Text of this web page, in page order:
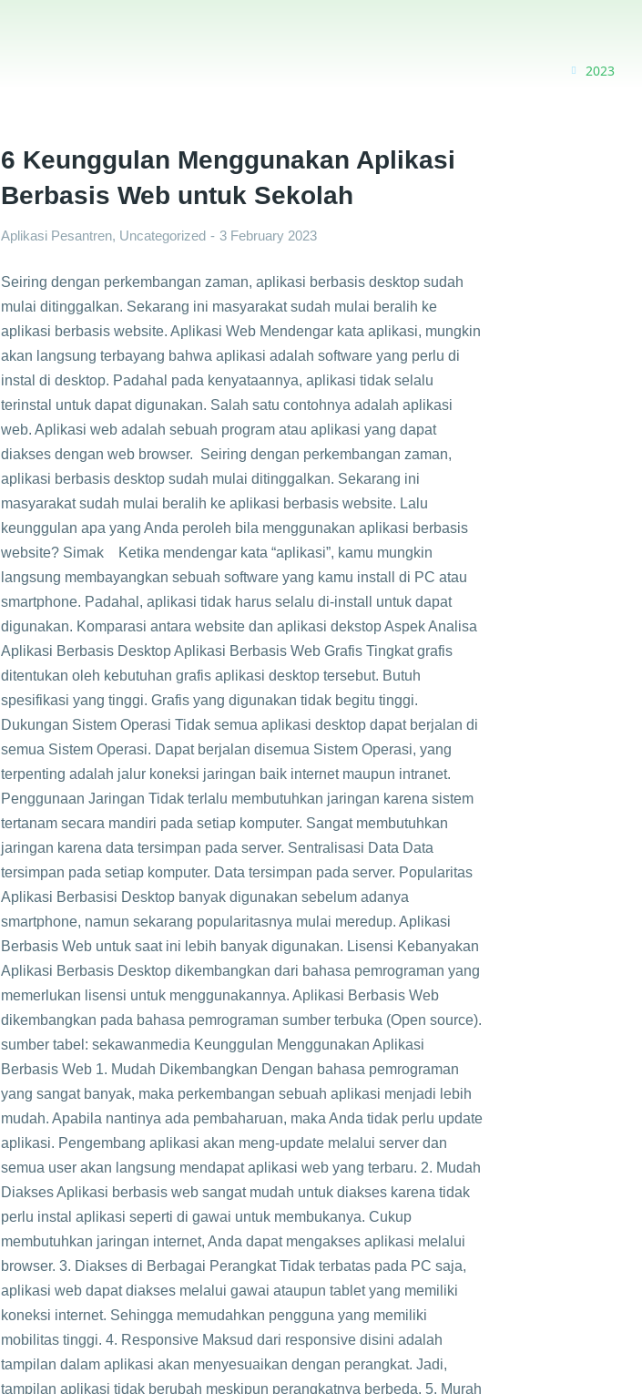
2023
6 Keunggulan Menggunakan Aplikasi
Berbasis Web untuk Sekolah
Aplikasi Pesantren, Uncategorized 3 February 2023
Seiring dengan perkembangan zaman, aplikasi berbasis desktop sudah
mulai ditinggalkan. Sekarang ini masyarakat sudah mulai beralih ke
aplikasi berbasis website. Aplikasi Web Mendengar kata aplikasi, mungkin
akan langsung terbayang bahwa aplikasi adalah software yang perlu di
instal di desktop. Padahal pada kenyataannya, aplikasi tidak selalu
terinstal untuk dapat digunakan. Salah satu contohnya adalah aplikasi
web. Aplikasi web adalah sebuah program atau aplikasi yang dapat
diakses dengan web browser. Seiring dengan perkembangan zaman,
aplikasi berbasis desktop sudah mulai ditinggalkan. Sekarang ini
masyarakat sudah mulai beralih ke aplikasi berbasis website. Lalu
keunggulan apa yang Anda peroleh bila menggunakan aplikasi berbasis
website? Simak Ketika mendengar kata “aplikasi”, kamu mungkin
langsung membayangkan sebuah software yang kamu install di PC atau
smartphone. Padahal, aplikasi tidak harus selalu di-install untuk dapat
digunakan. Komparasi antara website dan aplikasi dekstop Aspek Analisa
Aplikasi Berbasis Desktop Aplikasi Berbasis Web Grafis Tingkat grafis
ditentukan oleh kebutuhan grafis aplikasi desktop tersebut. Butuh
spesifikasi yang tinggi. Grafis yang digunakan tidak begitu tinggi.
Dukungan Sistem Operasi Tidak semua aplikasi desktop dapat berjalan di
semua Sistem Operasi. Dapat berjalan disemua Sistem Operasi, yang
terpenting adalah jalur koneksi jaringan baik internet maupun intranet.
Penggunaan Jaringan Tidak terlalu membutuhkan jaringan karena sistem
tertanam secara mandiri pada setiap komputer. Sangat membutuhkan
jaringan karena data tersimpan pada server. Sentralisasi Data Data
tersimpan pada setiap komputer. Data tersimpan pada server. Popularitas
Aplikasi Berbasisi Desktop banyak digunakan sebelum adanya
smartphone, namun sekarang popularitasnya mulai meredup. Aplikasi
Berbasis Web untuk saat ini lebih banyak digunakan. Lisensi Kebanyakan
Aplikasi Berbasis Desktop dikembangkan dari bahasa pemrograman yang
memerlukan lisensi untuk menggunakannya. Aplikasi Berbasis Web
dikembangkan pada bahasa pemrograman sumber terbuka (Open source).
sumber tabel: sekawanmedia Keunggulan Menggunakan Aplikasi
Berbasis Web 1. Mudah Dikembangkan Dengan bahasa pemrograman
yang sangat banyak, maka perkembangan sebuah aplikasi menjadi lebih
mudah. Apabila nantinya ada pembaharuan, maka Anda tidak perlu update
aplikasi. Pengembang aplikasi akan meng-update melalui server dan
semua user akan langsung mendapat aplikasi web yang terbaru. 2. Mudah
Diakses Aplikasi berbasis web sangat mudah untuk diakses karena tidak
perlu instal aplikasi seperti di gawai untuk membukanya. Cukup
membutuhkan jaringan internet, Anda dapat mengakses aplikasi melalui
browser. 3. Diakses di Berbagai Perangkat Tidak terbatas pada PC saja,
aplikasi web dapat diakses melalui gawai ataupun tablet yang memiliki
koneksi internet. Sehingga memudahkan pengguna yang memiliki
mobilitas tinggi. 4. Responsive Maksud dari responsive disini adalah
tampilan dalam aplikasi akan menyesuaikan dengan perangkat. Jadi,
tampilan aplikasi tidak berubah meskipun perangkatnya berbeda. 5. Murah